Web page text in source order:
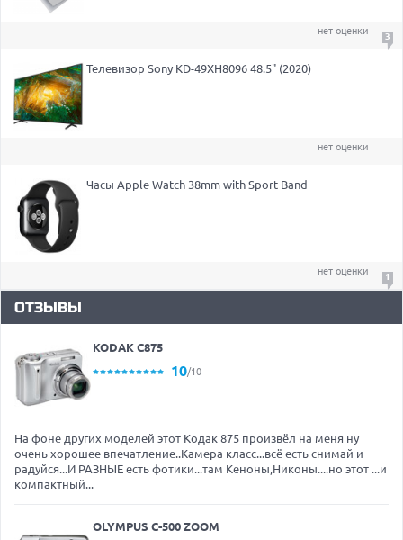
3
нет оценки
Телевизор Sony KD-49XH8096 48.5" (2020)
нет оценки
Часы Apple Watch 38mm with Sport Band
1
нет оценки
ОТЗЫВЫ
KODAK C875
10/10
На фоне других моделей этот Кодак 875 произвёл на меня ну
очень хорошее впечатление..Камера класс...всё есть снимай и
радуйся...И РАЗНЫЕ есть фотики...там Кеноны,Никоны....но этот ...и
компактный...
OLYMPUS C-500 ZOOM